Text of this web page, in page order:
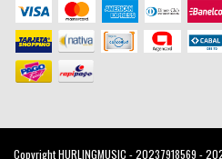
Copyright HURLINGMUSIC - 20237918569 -